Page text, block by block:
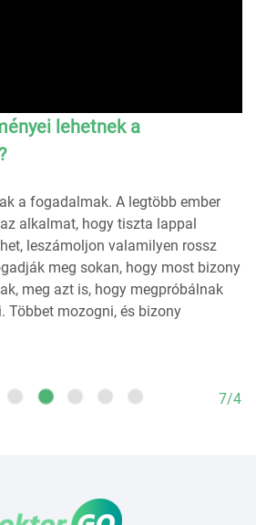
lehetnek a
a fogadalmak. A legtöbb ember
alkalmat, hogy tiszta lappal
leszámoljon valamilyen rossz
meg sokan, hogy most bizony
meg azt is, hogy megpróbálnak
Többet mozogni, és bizony
7/4